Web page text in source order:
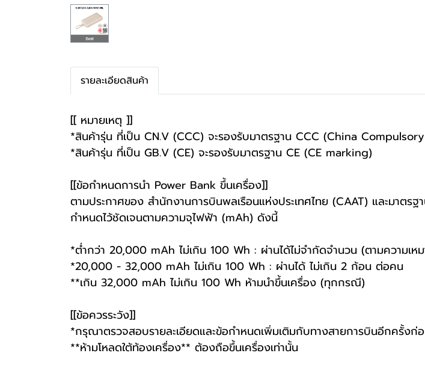
รายละเอียดสินค้า
[[ หมายเหตุ ]]
*สินค้ารุ่น ที่เป็น CN.V (CCC) จะรองรับมาตรฐาน CCC (China
*สินค้ารุ่น ที่เป็น GB.V (CE) จะรองรับมาตรฐาน CE (CE marking)
[[ข้อกำหนดการนำ Power Bank ขึ้นเครื่อง]]
ตามประกาศของ สำนักงานการบินพลเรือนแห่งประเทศไทย (CAAT) และมาตร
กำหนดไว้ชัดเจนตามความจุไฟฟ้า (mAh) ดังนี้
*ต่ำกว่า 20,000 mAh ไม่เกิน 100 Wh : ผ่านได้ไม่จำกัดจำนวน (ตามความเหม
*20,000 - 32,000 mAh ไม่เกิน 100 Wh : ผ่านได้ ไม่เกิน 2 ก้อน ต่อคน
**เกิน 32,000 mAh ไม่เกิน 100 Wh ห้ามนำขึ้นเครื่อง (ทุกกรณี)
[[ข้อควรระวัง]]
*กรุณาตรวจสอบรายละเอียดและข้อกำหนดเพิ่มเติมกับทางสายการบินอีกครั้งก่
**ห้ามโหลดใต้ท้องเครื่อง** ต้องถือขึ้นเครื่องเท่านั้น